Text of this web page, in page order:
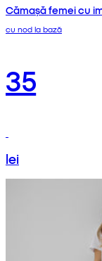
Cămașă femei cu
cu nod la bază
35
lei